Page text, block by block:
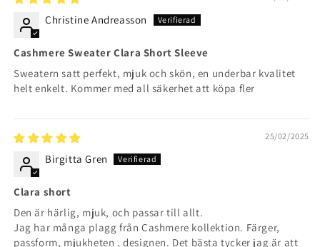
Christine Andreasson
Cashmere Sweater Clara Short Sleeve
Sweatern satt perfekt, mjuk och skön, en underbar kvalitet
helt enkelt. Kommer med all säkerhet att köpa fler
25/02/2025
Birgitta Gren
Clara short
Den är härlig, mjuk, och passar till allt.
Jag har många plagg från Cashmere kollektion. Färger,
passform, mjukheten , designen. Det bästa tycker jag är att